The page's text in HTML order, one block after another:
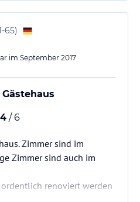
65)
im September 2017
4 / 6
Zimmer sind im
Zimmer sind auch im
renoviert werden